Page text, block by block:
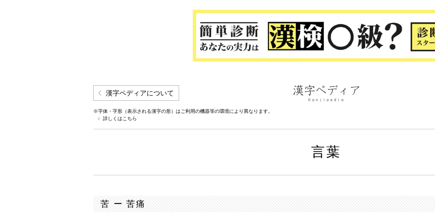
漢字ペディアについて
※字体・字形（表示される漢字の形）はご利用の機器等の環境により異なります。
詳しくはこちら
言葉
苦 ー 苦痛